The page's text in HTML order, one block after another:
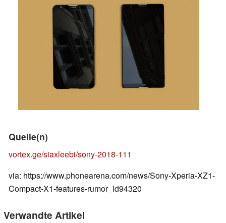
Quelle(n)
vortex.ge/siaxleebi/sony-2018-111
via: https://www.phonearena.com/news/Sony-Xperia-XZ1-
Compact-X1-features-rumor_id94320
Verwandte Artikel